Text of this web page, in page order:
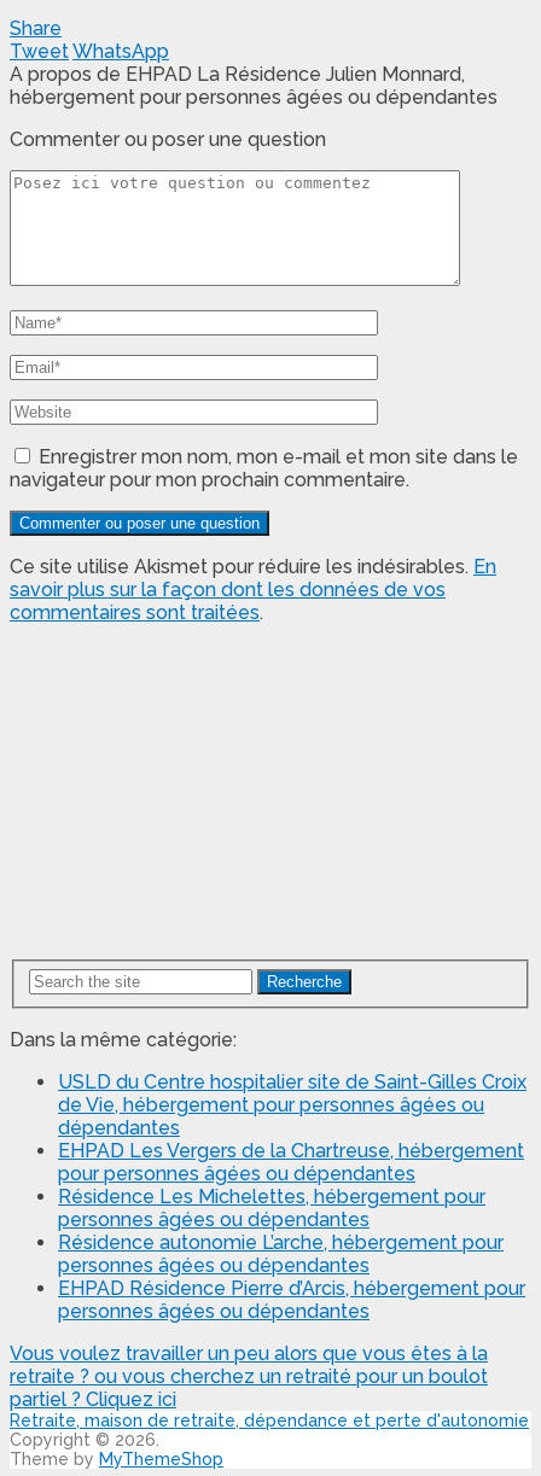
Share
TweetWhatsApp
A propos de EHPAD La Résidence Julien Monnard,
hébergement pour personnes âgées ou dépendantes
Commenter ou poser une question
Enregistrer mon nom, mon e-mail et mon site dans le
navigateur pour mon prochain commentaire.
Ce site utilise Akismet pour réduire les indésirables. En
savoir plus sur la façon dont les données de vos
commentaires sont traitées.
Recherche
Dans la même catégorie:
USLD du Centre hospitalier site de Saint-Gilles Croix
de Vie, hébergement pour personnes âgées ou
dépendantes
EHPAD Les Vergers de la Chartreuse, hébergement
pour personnes âgées ou dépendantes
Résidence Les Michelettes, hébergement pour
personnes âgées ou dépendantes
Résidence autonomie L’arche, hébergement pour
personnes âgées ou dépendantes
EHPAD Résidence Pierre d’Arcis, hébergement pour
personnes âgées ou dépendantes
Vous voulez travailler un peu alors que vous êtes à la
retraite ? ou vous cherchez un retraité pour un boulot
partiel ? Cliquez ici
Retraite, maison de retraite, dépendance et perte d'autonomie
Copyright © 2026.
Theme by MyThemeShop